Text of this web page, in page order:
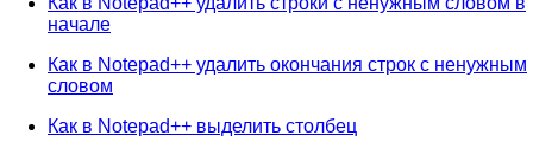
начале
Как в Notepad++ удалить окончания строк с ненужным
словом
Как в Notepad++ выделить столбец